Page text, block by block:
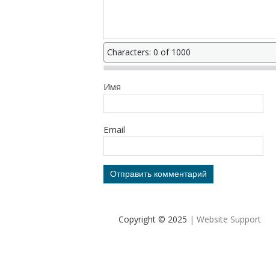
Characters: 0 of 1000
Имя
Email
Copyright © 2025 | Website Support